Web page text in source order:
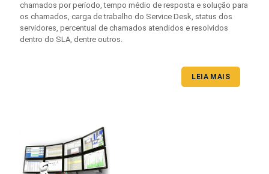
chamados por período, tempo médio de resposta e solução para
os chamados, carga de trabalho do Service Desk, status dos
servidores, percentual de chamados atendidos e resolvidos
dentro do SLA, dentre outros.
LEIA MAIS